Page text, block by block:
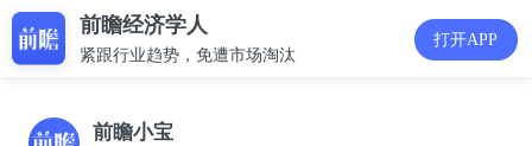
前瞻经济学人
紧跟行业趋势，免遭市场淘汰
打开APP
前瞻小宝